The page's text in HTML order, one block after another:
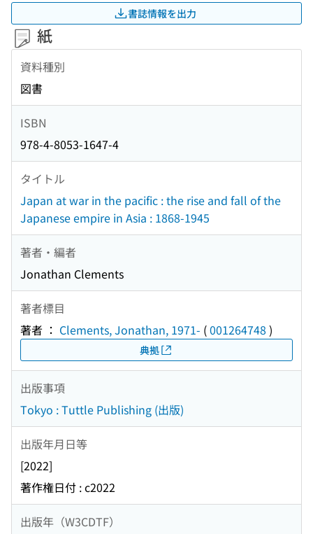
書誌情報を出力
紙
資料種別
図書
ISBN
978-4-8053-1647-4
タイトル
Japan at war in the pacific : the rise and fall of the
Japanese empire in Asia : 1868-1945
著者・編者
Jonathan Clements
著者標目
著者 ： Clements, Jonathan, 1971- (001264748 )
典拠
出版事項
Tokyo : Tuttle Publishing (出版)
出版年月日等
[2022]
著作権日付 : c2022
出版年（W3CDTF）